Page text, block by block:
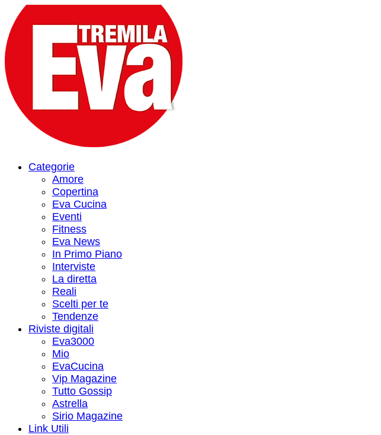
Categorie
Amore
Copertina
Eva Cucina
Eventi
Fitness
Eva News
In Primo Piano
Interviste
La diretta
Reali
Scelti per te
Tendenze
Riviste digitali
Eva3000
Mio
EvaCucina
Vip Magazine
Tutto Gossip
Astrella
Sirio Magazine
Link Utili